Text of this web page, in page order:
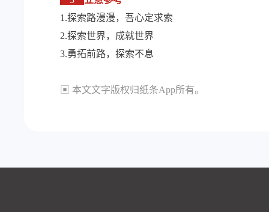
1.探索路漫漫，吾心定求索
2.探索世界，成就世界
3.勇拓前路，探索不息
▣ 本文文字版权归纸条App所有。